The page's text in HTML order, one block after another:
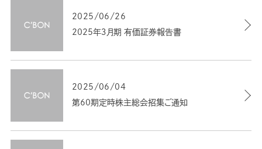
2025/06/26
2025年３月期 有価証券報告書
2025/06/04
第60期定時株主総会招集ご通知